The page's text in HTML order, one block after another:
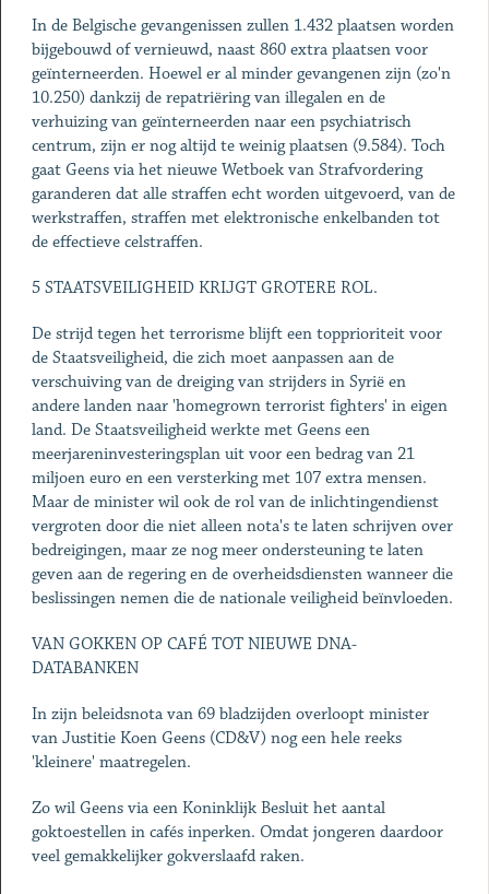
In de Belgische gevangenissen zullen 1.432 plaatsen worden
bijgebouwd of vernieuwd, naast 860 extra plaatsen voor
geïnterneerden. Hoewel er al minder gevangenen zijn (zo'n
10.250) dankzij de repatriëring van illegalen en de
verhuizing van geïnterneerden naar een psychiatrisch
centrum, zijn er nog altijd te weinig plaatsen (9.584). Toch
gaat Geens via het nieuwe Wetboek van Strafvordering
garanderen dat alle straffen echt worden uitgevoerd, van de
werkstraffen, straffen met elektronische enkelbanden tot
de effectieve celstraffen.
5 STAATSVEILIGHEID KRIJGT GROTERE ROL.
De strijd tegen het terrorisme blijft een topprioriteit voor
de Staatsveiligheid, die zich moet aanpassen aan de
verschuiving van de dreiging van strijders in Syrië en
andere landen naar 'homegrown terrorist fighters' in eigen
land. De Staatsveiligheid werkte met Geens een
meerjareninvesteringsplan uit voor een bedrag van 21
miljoen euro en een versterking met 107 extra mensen.
Maar de minister wil ook de rol van de inlichtingendienst
vergroten door die niet alleen nota's te laten schrijven over
bedreigingen, maar ze nog meer ondersteuning te laten
geven aan de regering en de overheidsdiensten wanneer die
beslissingen nemen die de nationale veiligheid beïnvloeden.
VAN GOKKEN OP CAFÉ TOT NIEUWE DNA-
DATABANKEN
In zijn beleidsnota van 69 bladzijden overloopt minister
van Justitie Koen Geens (CD&V) nog een hele reeks
'kleinere' maatregelen.
Zo wil Geens via een Koninklijk Besluit het aantal
goktoestellen in cafés inperken. Omdat jongeren daardoor
veel gemakkelijker gokverslaafd raken.